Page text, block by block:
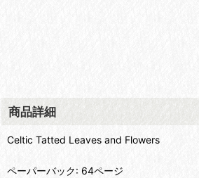
商品詳細
Celtic Tatted Leaves and Flowers
ペーパーバック: 64ページ